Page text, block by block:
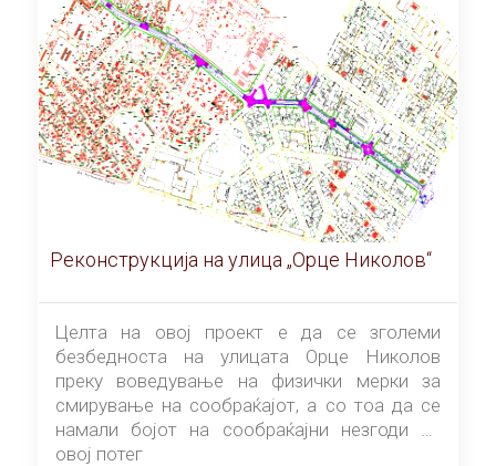
Реконструкција на улица „Орце Николов“
Целта на овој проект е да се зголеми
безбедноста на улицата Орце Николов
преку воведување на физички мерки за
смирување на сообраќајот, а со тоа да се
намали бојот на сообраќајни незгоди на
овој потег